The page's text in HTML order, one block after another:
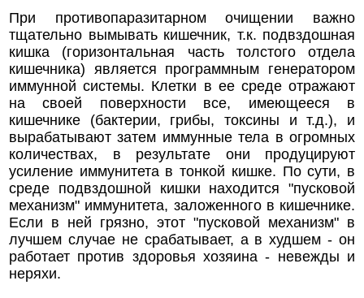
При противопаразитарном очищении важно
тщательно вымывать кишечник, т.к. подвздошная
кишка (горизонтальная часть толстого отдела
кишечника) является программным генератором
иммунной системы. Клетки в ее среде отражают
на своей поверхности все, имеющееся в
кишечнике (бактерии, грибы, токсины и т.д.), и
вырабатывают затем иммунные тела в огромных
количествах, в результате они продуцируют
усиление иммунитета в тонкой кишке. По сути, в
среде подвздошной кишки находится "пусковой
механизм" иммунитета, заложенного в кишечнике.
Если в ней грязно, этот "пусковой механизм" в
лучшем случае не срабатывает, а в худшем - он
работает против здоровья хозяина - невежды и
неряхи.